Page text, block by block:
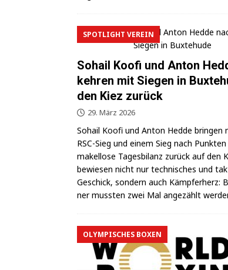
SPOTLIGHT VEREIN
Sohail Koofi und Anton
kehren mit Siegen in
den Kiez zurück
29. März 2026
Sohail Koo­fi und Anton Hed­de brin­gen
RSC-Sieg und einem Sieg nach
makel­lo­se Tages­bi­lanz zurück auf den
bewie­sen nicht nur tech­ni­sches und
Geschick, son­dern auch Kämp­fer­herz:
ner muss­ten zwei Mal ange­zählt
OLYMPISCHES BOXEN